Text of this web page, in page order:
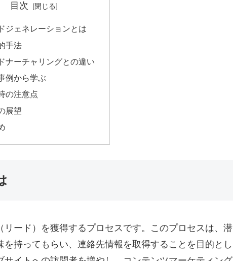
目次
ジェネレーションとは
手法
ナーチャリングとの違い
例から学ぶ
の注意点
展望
ード）を獲得するプロセスです。このプロセスは、潜
持ってもらい、連絡先情報を取得することを目的とし